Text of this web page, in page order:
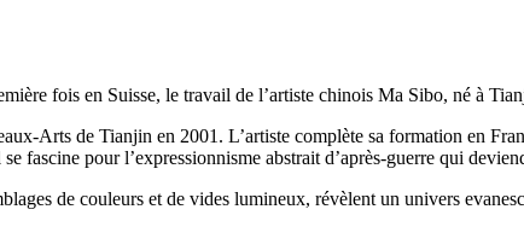
fois en Suisse, le travail de l’artiste chinois Ma Sibo, né à
Arts de Tianjin en 2001. L’artiste complète sa formation en
fascine pour l’expressionnisme abstrait d’après-guerre qui
de couleurs et de vides lumineux, révèlent un univers